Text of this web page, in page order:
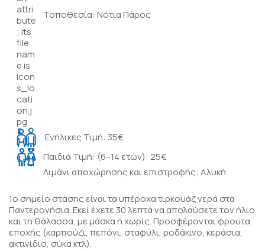
Τοποθεσία: Νότια Πάρος
Ενήλικες Τιμή: 35€
Παιδιά Τιμή: (6–14 ετών): 25€
Λιμάνι αποχώρησης και επιστροφής: Αλυκή
1o σημείο στάσης είναι τα υπέροχα τιρκουάζ νερά στα
Παντερονήσια. Εκεί έχετε 30 λεπτά να απολαύσετε τον ήλιο
και τη θάλασσα, με μάσκα ή χωρίς. Προσφέρονται φρούτα
εποχής (καρπούζι, πεπόνι, σταφύλι, ροδάκινο, κεράσια,
ακτινίδιο, σύκα κτλ).